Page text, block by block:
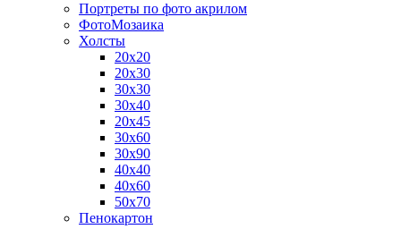
Портреты по фото акрилом
ФотоМозаика
Холсты
20х20
20х30
30х30
30х40
20х45
30х60
30х90
40х40
40х60
50х70
Пенокартон